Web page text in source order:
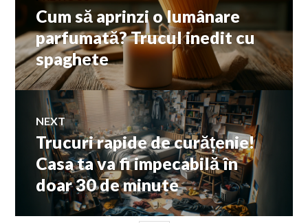
în
articole
Previous
post:
Cum să aprinzi o lumânare
parfumată? Trucul inedit cu
spaghete
NEXT
Next
post:
Trucuri rapide de curățenie!
Casa ta va fi impecabilă în
doar 30 de minute